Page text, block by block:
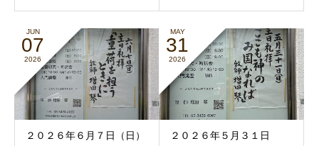
JUN
07
2026
２０２６年６月７日（日）
MAY
31
2026
２０２６年５月３１日